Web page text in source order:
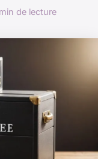
de lecture